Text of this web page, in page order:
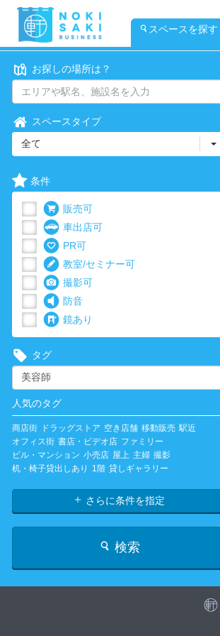
スペースを探す
お探しの場所は？
スペースタイプ
全て
条件
販売可
車出店可
PR可
教室/セミナー可
撮影可
防音
鏡あり
タグ
人気のタグ
商店街 ドラッグストア 空き店舗 移動販売 駅近
オフィス街 書店・ビデオ店 ファミリー
ビル・マンション 小売店 屋上 主婦 撮影
机・椅子貸出しあり
1階 貸しギャラリー
さらに条件を指定
検索